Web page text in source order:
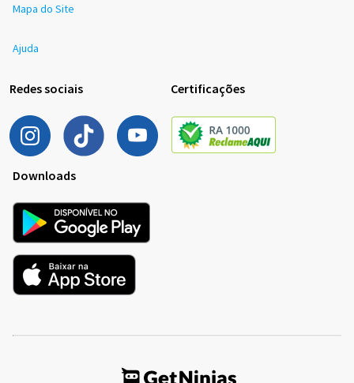
Mapa do Site
Ajuda
Redes sociais Certificações
Downloads